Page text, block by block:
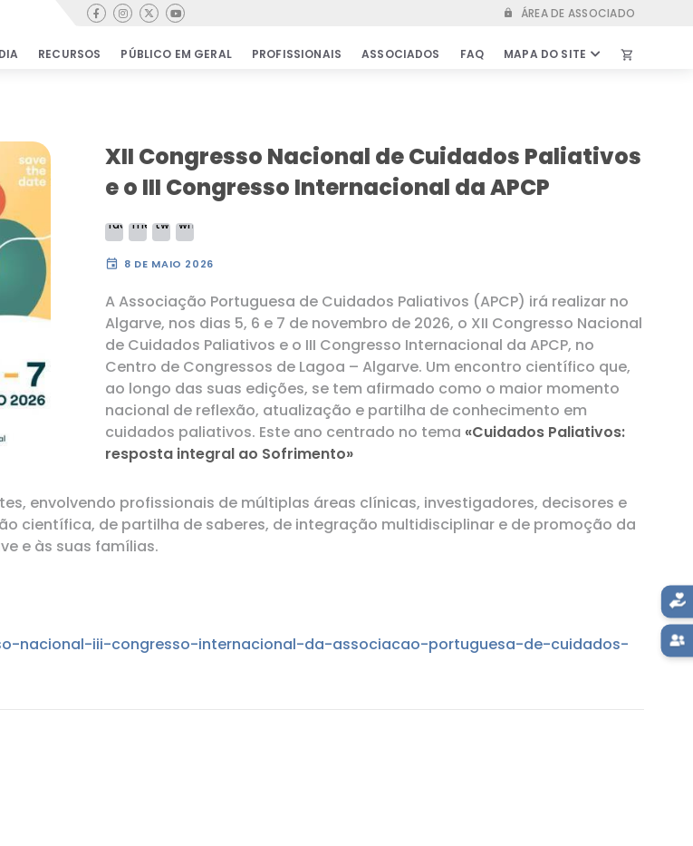
lock ÁREA DE ASSOCIADO
RECURSOS PÚBLICO EM GERAL PROFISSIONAIS ASSOCIADOS FAQ MAPA DO SITE
Paliativos
equipas
de Cidadãos
Frequentes
APOIAR
Cursos & Workshops
Oportunidades de Emprego
Revista de Cuidados
Clube de Leitura
Documentos
Links úteis
Vantagens de ser associado
Secretariado
Comunicados & Informações
importantes
FAQ
LOJA ONLINE
shopping_cart
XII Congresso Nacional de Cuidados Paliativos
e o III Congresso Internacional da APCP
event 8 DE MAIO 2026
A Associação Portuguesa de Cuidados Paliativos (APCP) irá realizar no
Algarve, nos dias 5, 6 e 7 de novembro de 2026, o XII Congresso Nacional
de Cuidados Paliativos e o III Congresso Internacional da APCP, no
Centro de Congressos de Lagoa – Algarve. Um encontro científico que,
ao longo das suas edições, se tem afirmado como o maior momento
nacional de reflexão, atualização e partilha de conhecimento em
cuidados paliativos. Este ano centrado no tema «Cuidados Paliativos:
resposta integral ao Sofrimento»
envolvendo profissionais de múltiplas áreas clínicas, investigadores, decisores e
científica, de partilha de saberes, de integração multidisciplinar e de promoção da
e às suas famílias.
nacional-iii-congresso-internacional-da-associacao-portuguesa-de-cuidados-